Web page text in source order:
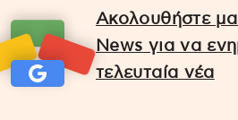
Ακολουθήστε
News για να
τελευταία νέα